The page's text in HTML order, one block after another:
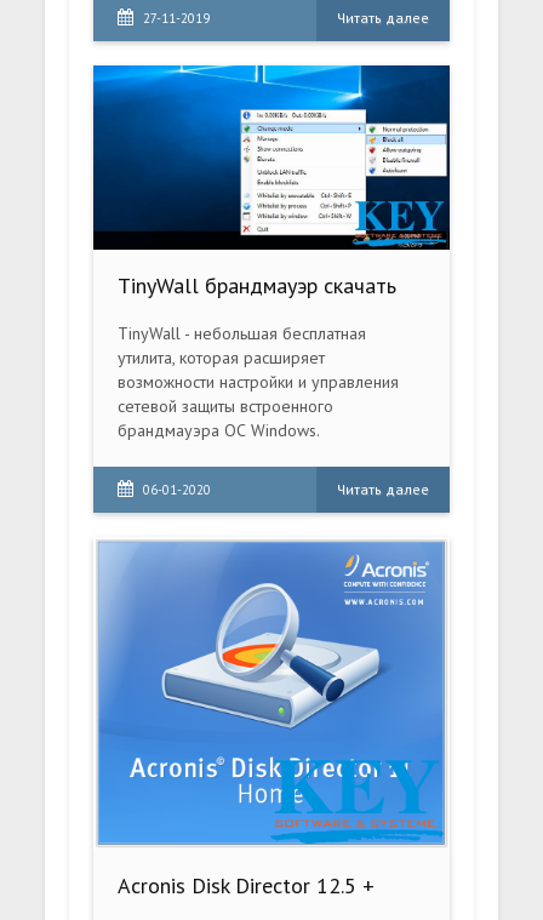
27-11-2019 Читать далее
TinyWall брандмауэр скачать
TinyWall - небольшая бесплатная
утилита, которая расширяет
возможности настройки и управления
сетевой защиты встроенного
брандмауэра ОС Windows.
06-01-2020 Читать далее
Acronis Disk Director 12.5 +